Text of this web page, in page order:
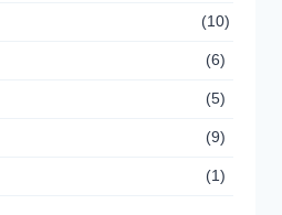
(10)
(6)
(5)
(9)
(1)